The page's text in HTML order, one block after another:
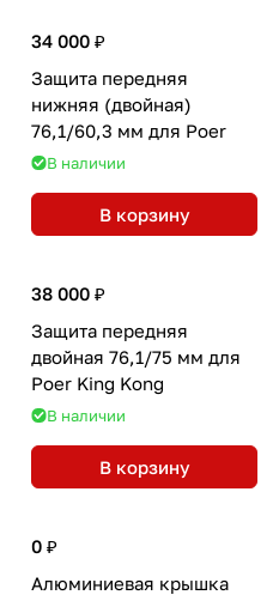
34 000 ₽
Защита передняя
нижняя (двойная)
76,1/60,3 мм для Poer
В наличии
В корзину
38 000 ₽
Защита передняя
двойная 76,1/75 мм для
Poer King Kong
В наличии
В корзину
0 ₽
Алюминиевая крышка